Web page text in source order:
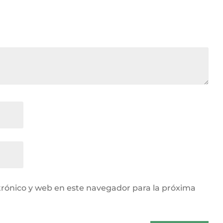
y web en este navegador para la próxima